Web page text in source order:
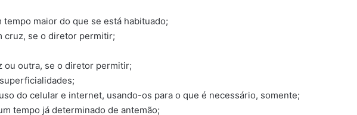
maior do que se está habituado;
cruz, se o diretor permitir;
ou outra, se o diretor permitir;
do celular e internet, usando-os para o que é necessário, somente;
tempo já determinado de antemão;